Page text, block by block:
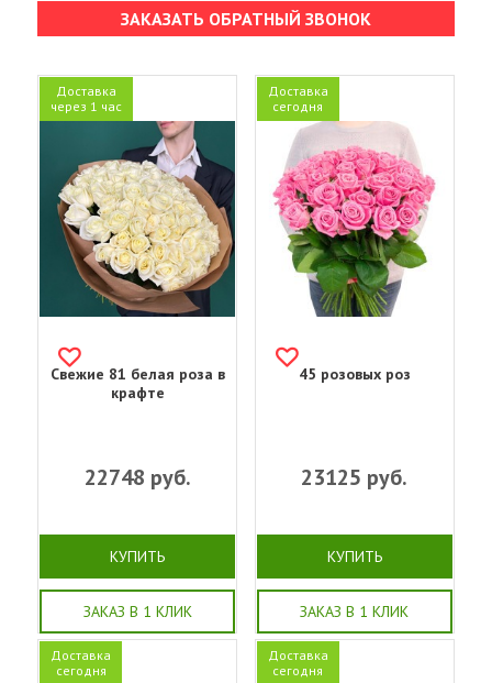
ЗАКАЗАТЬ ОБРАТНЫЙ ЗВОНОК
Доставка
через 1 час
Свежие 81 белая роза в
крафте
22748 руб.
КУПИТЬ
ЗАКАЗ В 1 КЛИК
Доставка
сегодня
45 розовых роз
23125 руб.
КУПИТЬ
ЗАКАЗ В 1 КЛИК
Доставка
сегодня
Доставка
сегодня